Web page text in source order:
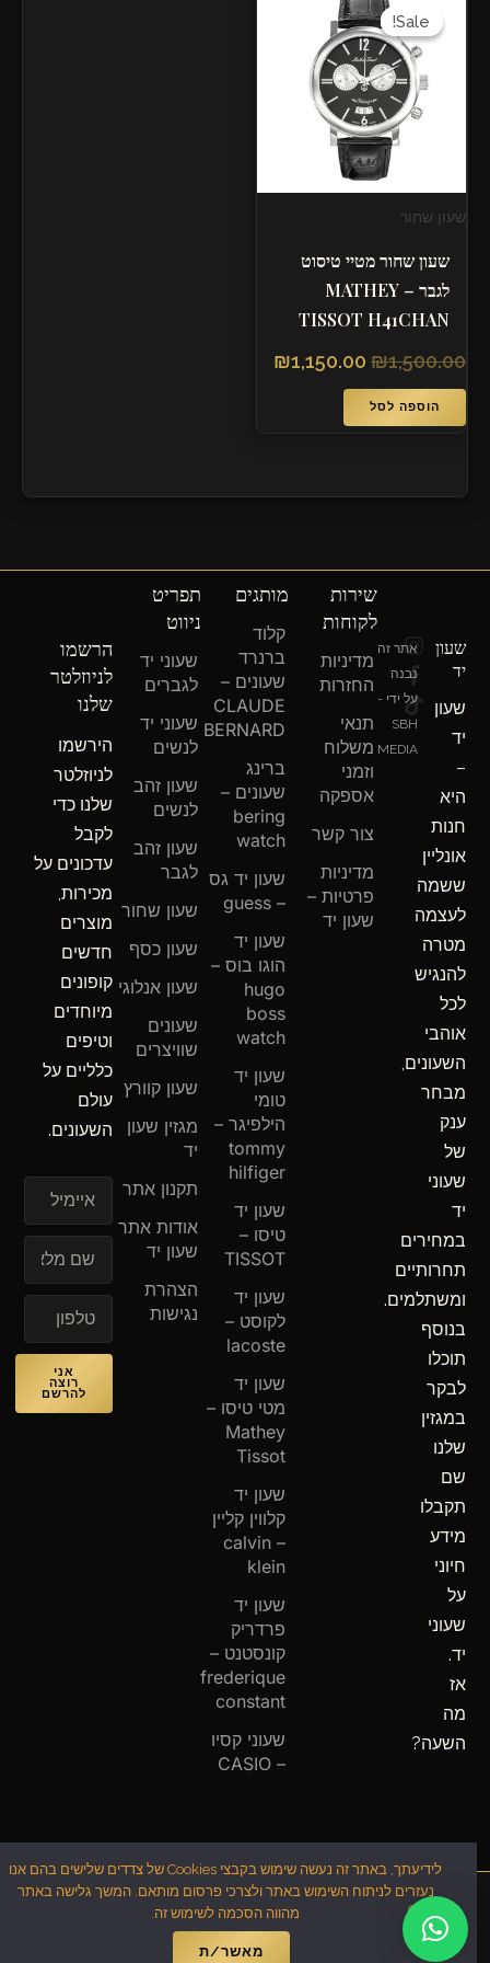
Sale!
Sale!
שעון שחור
שעון שחור מטיי טיסוט
לגבר – MATHEY
TISSOT H41CHAN
₪1,500.00
המקורי
היה:
₪1,500.00.
₪1,150.00
הוספה לסל
שעון
יד
שעון
יד
היא
חנות
אונליין
ששמה
לעצמה
מטרה
להנגיש
לכל
אוהבי
השעונים,
מבחר
ענק
של
שעוני
יד
במחירים
תחרותיים
ומשתלמים.
בנוסף
תוכלו
לבקר
במגזין
שלנו
שם
תקבלו
מידע
חיוני
על
שעוני
יד.
אז
מה
השעה?
I
t
a
m
F
e
k
-
f
T
t
אתר זה
נבנה
על ידי -
SBH
MEDIA
תפריט
ניווט
שעוני יד
לגברים
שעוני יד
לנשים
שעון זהב
לנשים
שעון זהב
לגבר
שעון שחור
שעון כסף
שעון אנלוגי
שעונים
שוויצרים
שעון קוורץ
מגזין שעון
יד
תקנון אתר
אודות אתר
שעון יד
הצהרת
נגישות
מותגים
קלוד
ברנרד
שעונים –
CLAUDE
BERNARD
ברינג
שעונים –
bering
watch
שעון יד גס
– guess
שעון יד
הוגו בוס –
hugo
boss
watch
שעון יד
טומי
הילפיגר –
tommy
hilfiger
שעון יד
טיסו –
TISSOT
שעון יד
לקוסט –
lacoste
שעון יד
מטי טיסו –
Mathey
Tissot
שעון יד
קלווין קליין
– calvin
klein
שעון יד
פרדריק
קונסטנט –
frederique
constant
שעוני קסיו
– CASIO
שירות
לקוחות
מדיניות
החזרות
תנאי
משלוח
וזמני
אספקה
צור קשר
מדיניות
פרטיות –
שעון יד
הרשמו
לניוזלטר
שלנו
הירשמו
לניוזלטר
שלנו כדי
לקבל
עדכונים על
מכירות,
מוצרים
חדשים
קופונים
מיוחדים
וטיפים
כלליים על
עולם
השעונים.
איימיל
אני
רוצה
להרשם
לידיעתך, באתר זה נעשה שימוש בקבצי Cookies של צדדים שלישים בהם אנו
נעזרים לניתוח השימוש באתר ולצרכי פרסום מותאם. המשך גלישה באתר
מהווה הסכמה לשימוש זה.
מאשר/ת